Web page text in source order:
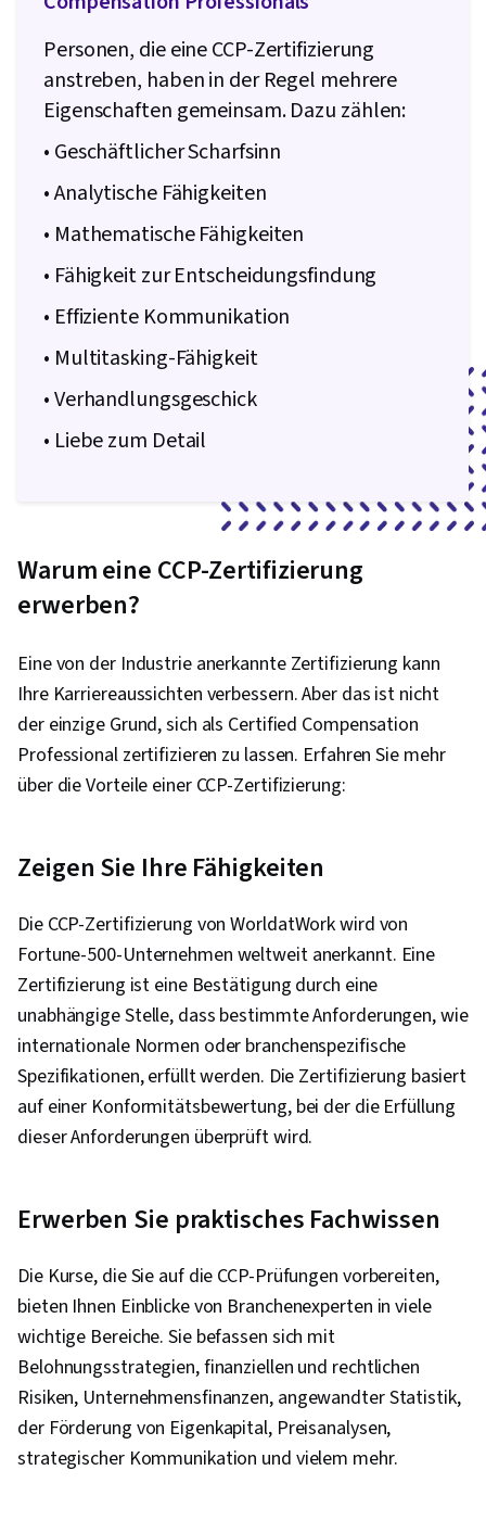
Personen, die eine CCP-Zertifizierung
anstreben, haben in der Regel mehrere
Eigenschaften gemeinsam. Dazu zählen:
• Geschäftlicher Scharfsinn
• Analytische Fähigkeiten
• Mathematische Fähigkeiten
• Fähigkeit zur Entscheidungsfindung
• Effiziente Kommunikation
• Multitasking-Fähigkeit
• Verhandlungsgeschick
• Liebe zum Detail
Warum eine CCP-Zertifizierung
erwerben?
Eine von der Industrie anerkannte Zertifizierung kann
Ihre Karriereaussichten verbessern. Aber das ist nicht
der einzige Grund, sich als Certified Compensation
Professional zertifizieren zu lassen. Erfahren Sie mehr
über die Vorteile einer CCP-Zertifizierung:
Zeigen Sie Ihre Fähigkeiten
Die CCP-Zertifizierung von WorldatWork wird von
Fortune-500-Unternehmen weltweit anerkannt. Eine
Zertifizierung ist eine Bestätigung durch eine
unabhängige Stelle, dass bestimmte Anforderungen, wie
internationale Normen oder branchenspezifische
Spezifikationen, erfüllt werden. Die Zertifizierung basiert
auf einer Konformitätsbewertung, bei der die Erfüllung
dieser Anforderungen überprüft wird.
Erwerben Sie praktisches Fachwissen
Die Kurse, die Sie auf die CCP-Prüfungen vorbereiten,
bieten Ihnen Einblicke von Branchenexperten in viele
wichtige Bereiche. Sie befassen sich mit
Belohnungsstrategien, finanziellen und rechtlichen
Risiken, Unternehmensfinanzen, angewandter Statistik,
der Förderung von Eigenkapital, Preisanalysen,
strategischer Kommunikation und vielem mehr.